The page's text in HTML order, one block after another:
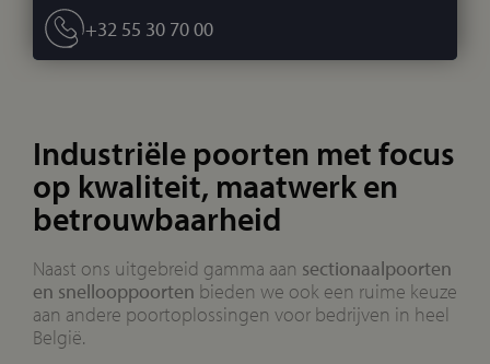
+32 55 30 70 00
Industriële poorten met focus
op kwaliteit, maatwerk en
betrouwbaarheid
Naast ons uitgebreid gamma aan sectionaalpoorten
en snellooppoorten bieden we ook een ruime keuze
aan andere poortoplossingen voor bedrijven in heel
België.